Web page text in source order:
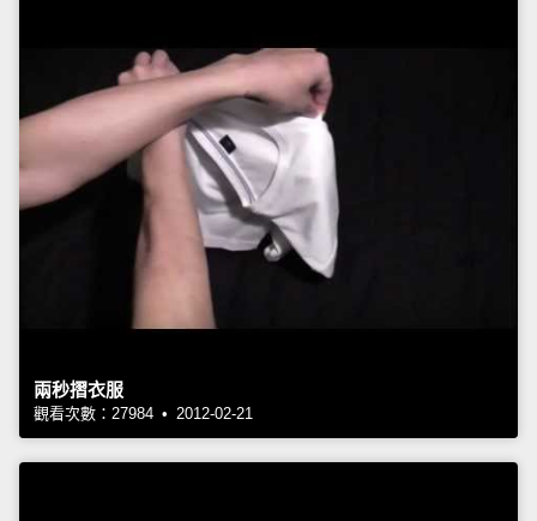
兩秒摺衣服
觀看次數：27984 • 2012-02-21